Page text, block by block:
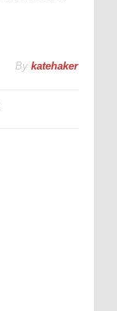
By katehaker